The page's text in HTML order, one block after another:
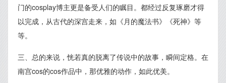
门的cosplay博主更是备受人们的瞩目。都经过反复琢磨才得
以完成，从古代的深宫走来，如《月的魔法书》《死神》等
等。
三、总的来说，恍若真的脱离了传说中的故事，瞬间定格。在
南宫cos的cos作品中，那优雅的动作，如此优美。